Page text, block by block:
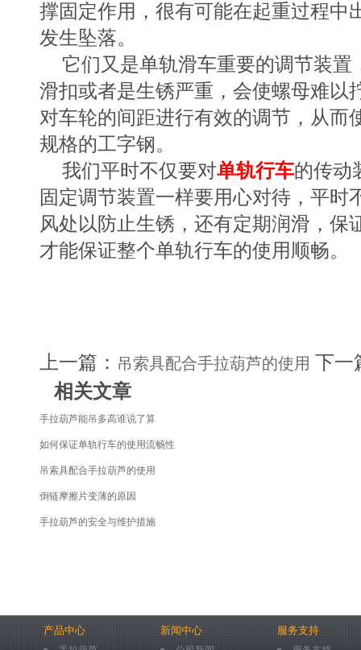
撑固定作用，很有可能在起重过程中
发生坠落。
它们又是单轨滑车重要的调节装
滑扣或者是生锈严重，会使螺母难以
对车轮的间距进行有效的调节，从而
规格的工字钢。
我们平时不仅要对单轨行车的传动
固定调节装置一样要用心对待，平时
风处以防止生锈，还有定期润滑，保
才能保证整个单轨行车的使用顺畅。
上一篇： 吊索具配合手拉葫芦的使用 下一
相关文章
手拉葫芦能吊多高谁说了算
如何保证单轨行车的使用流畅性
吊索具配合手拉葫芦的使用
倒链摩擦片变薄的原因
手拉葫芦的安全与维护措施
产品中心 新闻中心 服务支持